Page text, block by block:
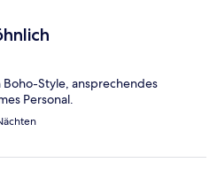
Style, ansprechendes
Personal.